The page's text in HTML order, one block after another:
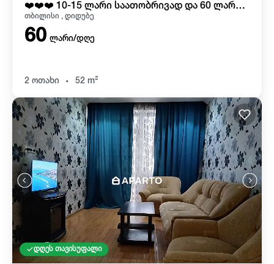
❤️❤️❤️ 10-15 ლარი საათობრივად და 60 ლარიდან ღამე
თბილისი , დიდუბე
60 ლარი/დღე
2 ოთახი . 52 m²
დღეს თავისუფალი